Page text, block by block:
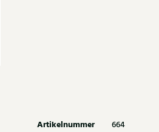
Artikelnummer 664